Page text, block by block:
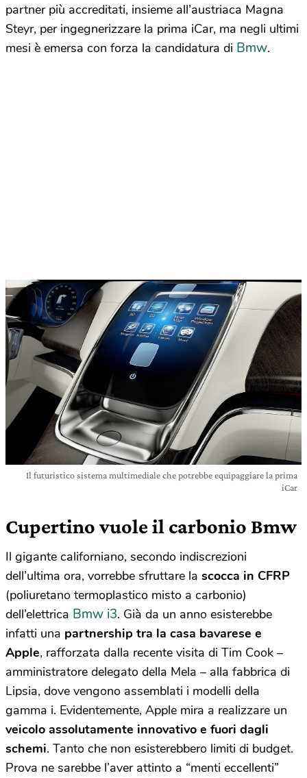
partner più accreditati, insieme all’austriaca Magna
Steyr, per ingegnerizzare la prima iCar, ma negli ultimi
mesi è emersa con forza la candidatura di Bmw.
Il futuristico sistema multimediale che potrebbe equipaggiare la prima
iCar
Cupertino vuole il carbonio Bmw
Il gigante californiano, secondo indiscrezioni
dell’ultima ora, vorrebbe sfruttare la scocca in CFRP
(poliuretano termoplastico misto a carbonio)
dell’elettrica Bmw i3. Già da un anno esisterebbe
infatti una partnership tra la casa bavarese e
Apple, rafforzata dalla recente visita di Tim Cook –
amministratore delegato della Mela – alla fabbrica di
Lipsia, dove vengono assemblati i modelli della
gamma i. Evidentemente, Apple mira a realizzare un
veicolo assolutamente innovativo e fuori dagli
schemi. Tanto che non esisterebbero limiti di budget.
Prova ne sarebbe l’aver attinto a “menti eccellenti”